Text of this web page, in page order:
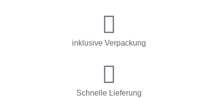
inklusive Verpackung
Schnelle Lieferung